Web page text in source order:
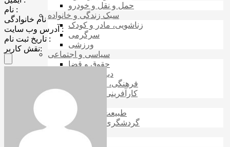
حمل و نقل و خودرو
سبک زندگی و خانواده
زناشویی، مادر و کودک
سرگرمی
ورزشی
سیاسی و اجتماعی
حقوق و قضا
دینی و مذهبی
فرهنگی، هنر و سینما
کارآفرینی و بازاریابی
رویدادها و حوادث
طبیعت و حیوانات
گردشگری و مهاجرت
بانک و بورس
ارزدیجیتال
نام :
نام خانوادگی
آدرس وب سایت :
تاریخ ثبت نام :
نقش کاربر: